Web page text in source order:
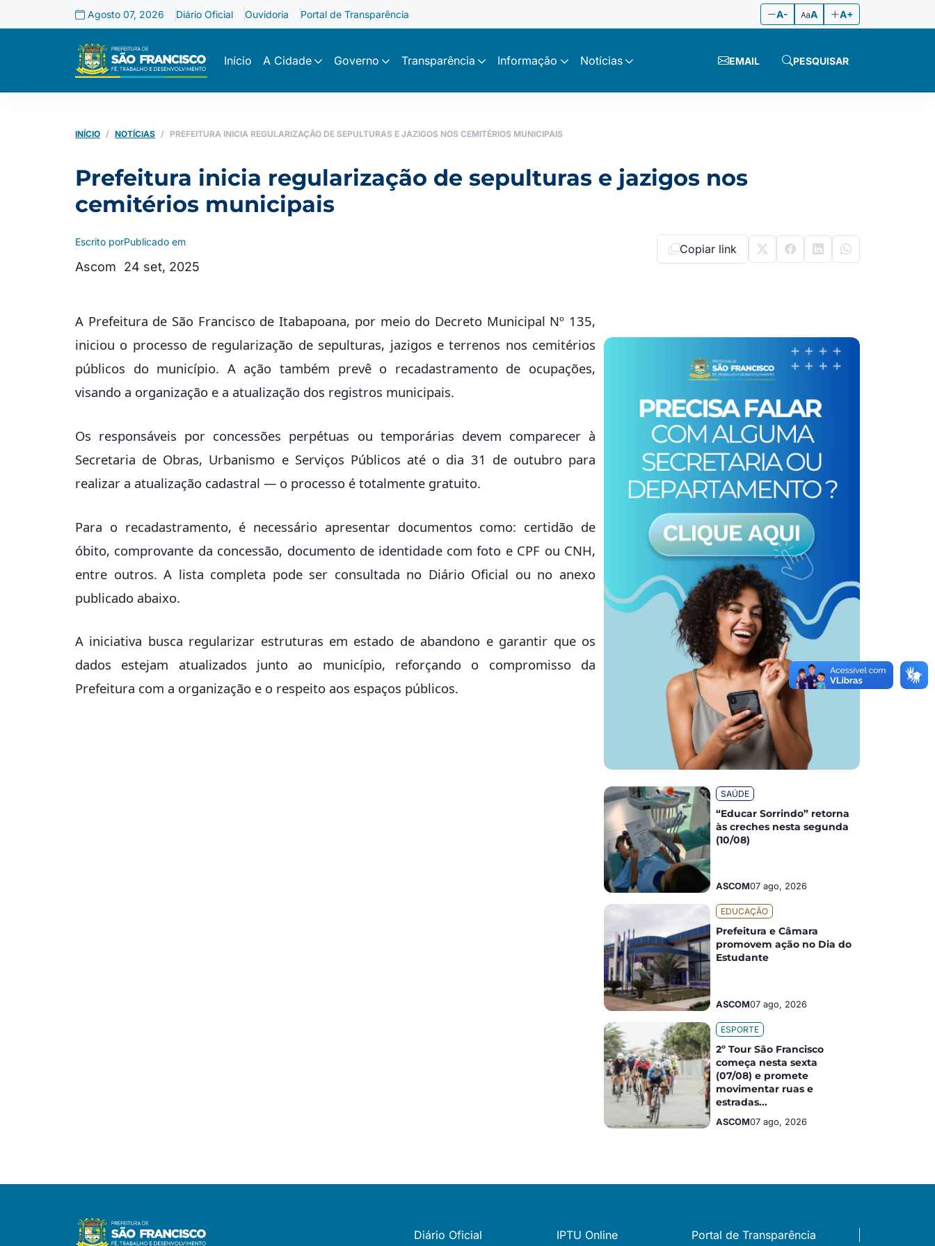
Agosto 07, 2026 Diário Oficial Ouvidoria Portal de Transparência A- A A+
Início A Cidade Governo Transparência Informação Notícias EMAIL PESQUISAR
INÍCIO NOTÍCIAS PREFEITURA INICIA REGULARIZAÇÃO DE SEPULTURAS E JAZIGOS NOS CEMITÉRIOS MUNICIPAIS
Prefeitura inicia regularização de sepulturas e jazigos nos
cemitérios municipais
Escrito por
Ascom
Publicado em
24 set, 2025
Copiar link
A Prefeitura de São Francisco de Itabapoana, por meio do Decreto Municipal Nº 135,
iniciou o processo de regularização de sepulturas, jazigos e terrenos nos cemitérios
públicos do município. A ação também prevê o recadastramento de ocupações,
visando a organização e a atualização dos registros municipais.
Os responsáveis por concessões perpétuas ou temporárias devem comparecer à
Secretaria de Obras, Urbanismo e Serviços Públicos até o dia 31 de outubro para
realizar a atualização cadastral — o processo é totalmente gratuito.
Para o recadastramento, é necessário apresentar documentos como: certidão de
óbito, comprovante da concessão, documento de identidade com foto e CPF ou CNH,
entre outros. A lista completa pode ser consultada no Diário Oficial ou no anexo
publicado abaixo.
A iniciativa busca regularizar estruturas em estado de abandono e garantir que os
dados estejam atualizados junto ao município, reforçando o compromisso da
Prefeitura com a organização e o respeito aos espaços públicos.
SAÚDE
“Educar Sorrindo” retorna
às creches nesta segunda
(10/08)
ASCOM07 ago, 2026
EDUCAÇÃO
Prefeitura e Câmara
promovem ação no Dia do
Estudante
ASCOM07 ago, 2026
ESPORTE
2º Tour São Francisco
começa nesta sexta
(07/08) e promete
movimentar ruas e
estradas...
ASCOM07 ago, 2026
Diário Oficial IPTU Online Portal de Transparência